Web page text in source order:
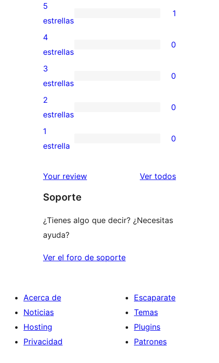
1
valoración
de
5
estrellas
5
estrellas
1
0
valoraciones
de
4
estrellas
4
estrellas
0
0
valoraciones
de
3
estrellas
3
estrellas
0
0
valoraciones
de
estrellas
2
estrellas
0
0
de
estrellas
1
estrella
0
Your review Ver todoslos
Soporte
¿Tienes algo que decir? ¿Necesitas
ayuda?
Ver el foro de soporte
Acerca de
Noticias
Hosting
Privacidad
Escaparate
Temas
Plugins
Patrones